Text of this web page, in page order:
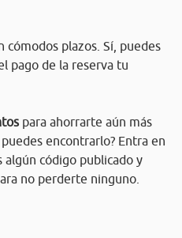
cómodos plazos. Sí, puedes
pago de la reserva tu
para ahorrarte aún más
encontrarlo? Entra en
algún código publicado y
no perderte ninguno.